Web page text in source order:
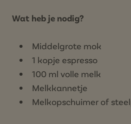
Wat heb je nodig?
Middelgrote mok
1 kopje espresso
100 ml volle melk
Melkkannetje
Melkopschuimer of